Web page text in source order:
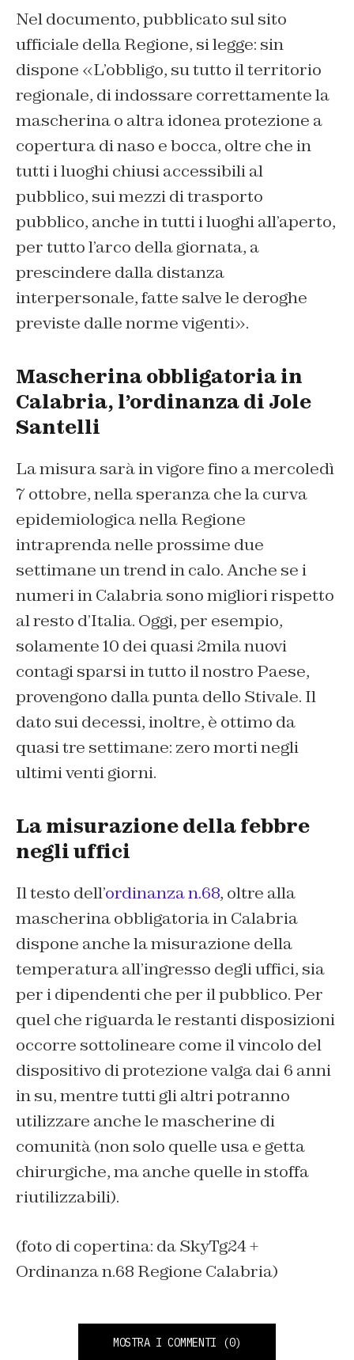
Nel documento, pubblicato sul sito
ufficiale della Regione, si legge: sin
dispone «L’obbligo, su tutto il territorio
regionale, di indossare correttamente la
mascherina o altra idonea protezione a
copertura di naso e bocca, oltre che in
tutti i luoghi chiusi accessibili al
pubblico, sui mezzi di trasporto
pubblico, anche in tutti i luoghi all’aperto,
per tutto l’arco della giornata, a
prescindere dalla distanza
interpersonale, fatte salve le deroghe
previste dalle norme vigenti».
Mascherina obbligatoria in
Calabria, l’ordinanza di Jole
Santelli
La misura sarà in vigore fino a mercoledì
7 ottobre, nella speranza che la curva
epidemiologica nella Regione
intraprenda nelle prossime due
settimane un trend in calo. Anche se i
numeri in Calabria sono migliori rispetto
al resto d’Italia. Oggi, per esempio,
solamente 10 dei quasi 2mila nuovi
contagi sparsi in tutto il nostro Paese,
provengono dalla punta dello Stivale. Il
dato sui decessi, inoltre, è ottimo da
quasi tre settimane: zero morti negli
ultimi venti giorni.
La misurazione della febbre
negli uffici
Il testo dell’ordinanza n.68, oltre alla
mascherina obbligatoria in Calabria
dispone anche la misurazione della
temperatura all’ingresso degli uffici, sia
per i dipendenti che per il pubblico. Per
quel che riguarda le restanti disposizioni
occorre sottolineare come il vincolo del
dispositivo di protezione valga dai 6 anni
in su, mentre tutti gli altri potranno
utilizzare anche le mascherine di
comunità (non solo quelle usa e getta
chirurgiche, ma anche quelle in stoffa
riutilizzabili).
(foto di copertina: da SkyTg24 +
Ordinanza n.68 Regione Calabria)
MOSTRA I COMMENTI (0)